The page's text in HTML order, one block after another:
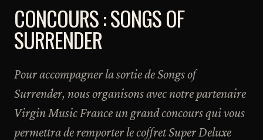
CONCOURS : SONGS OF
SURRENDER
Pour accompagner la sortie de Songs of
Surrender, nous organisons avec notre partenaire
Virgin Music France un grand concours qui vous
permettra de remporter le coffret Super Deluxe